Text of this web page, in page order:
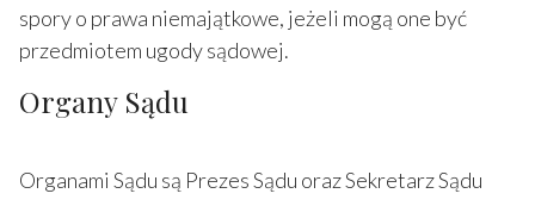
spory o prawa niemajątkowe, jeżeli mogą one być
przedmiotem ugody sądowej.
Organy Sądu
Organami Sądu są Prezes Sądu oraz Sekretarz Sądu